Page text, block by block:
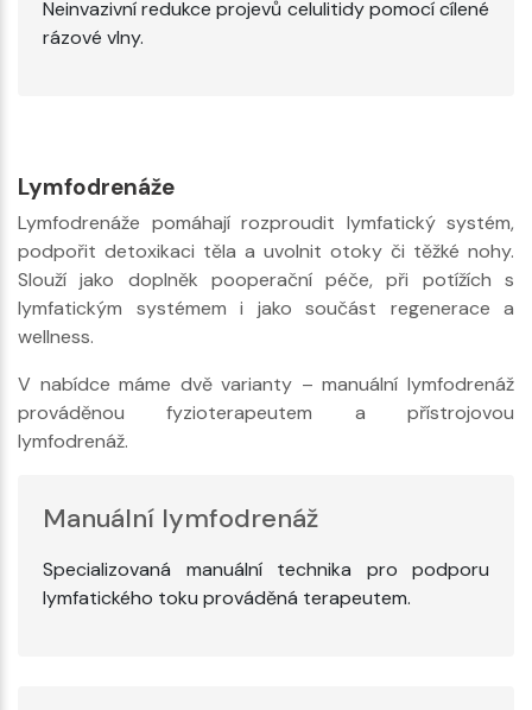
Neinvazivní redukce projevů celulitidy pomocí cílené
rázové vlny.
Lymfodrenáže
Lymfodrenáže pomáhají rozproudit lymfatický systém,
podpořit detoxikaci těla a uvolnit otoky či těžké nohy.
Slouží jako doplněk pooperační péče, při potížích s
lymfatickým systémem i jako součást regenerace a
wellness.
V nabídce máme dvě varianty – manuální lymfodrenáž
prováděnou fyzioterapeutem a přístrojovou
lymfodrenáž.
Manuální lymfodrenáž
Specializovaná manuální technika pro podporu
lymfatického toku prováděná terapeutem.